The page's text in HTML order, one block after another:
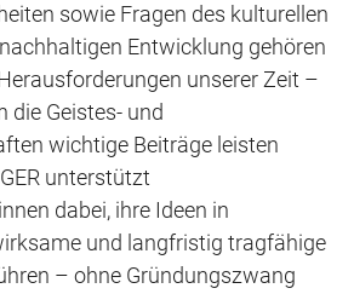
sowie Fragen des kulturellen
Entwicklung gehören
unserer Zeit –
die Geistes- und
wichtige Beiträge leisten
unterstützt
dabei, ihre Ideen in
und langfristig tragfähige
– ohne Gründungszwang